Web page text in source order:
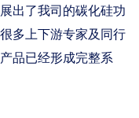
出了我司的碳化硅功
多上下游专家及同行
品已经形成完整系